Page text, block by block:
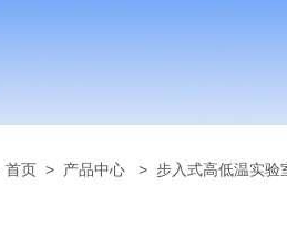
首页 > 产品中心 > 步入式高低温实验